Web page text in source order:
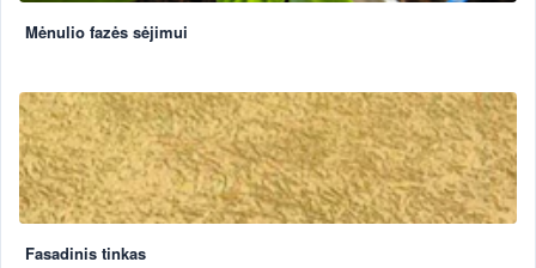
Mėnulio fazės sėjimui
Fasadinis tinkas